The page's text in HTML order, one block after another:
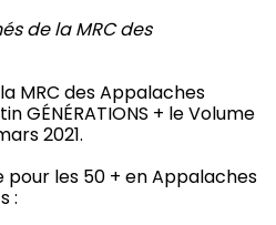
de la MRC des
MRC des Appalaches
GÉNÉRATIONS + le Volume
2021.
les 50 + en Appalaches
: